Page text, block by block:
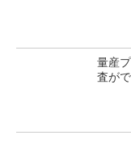
量産
査が